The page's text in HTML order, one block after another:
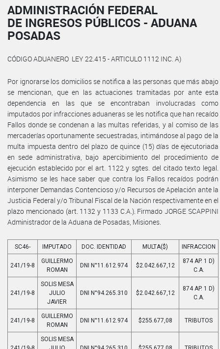
ADMINISTRACIÓN FEDERAL
DE INGRESOS PÚBLICOS - ADUANA
POSADAS
CÓDIGO ADUANERO ­ LEY 22.415 - ARTICULO 1112 INC. A)
Por ignorarse los domicilios se notifica a las personas que más abajo
se mencionan, que en las actuaciones tramitadas por ante esta
dependencia en las que se encontraban involucradas como
imputados por infracciones aduaneras se les notifica que han recaído
Fallos donde se condenan a las multas referidas, y al comiso de las
mercaderías oportunamente secuestradas, intimándose al pago de la
multa impuesta dentro del plazo de quince (15) días de ejecutoriada
en sede administrativa, bajo apercibimiento del procedimiento de
ejecución establecido por el art. 1122 y sgtes. del citado texto legal.
Asimismo se les hace saber que contra los Fallos recaídos podrán
interponer Demandas Contencioso y/o Recursos de Apelación ante la
Justicia Federal y/o Tribunal Fiscal de la Nación respectivamente en el
plazo mencionado (art. 1132 y 1133 C.A.). Firmado JORGE SCAPPINI
Administrador de la Aduana de Posadas, Misiones.
SC46- IMPUTADO DOC. IDENTIDAD MULTA($) INFRACCION
241/19-8
GUILLERMO
ROMAN
DNI N°11.612.974 $2.042.667,12
874 AP. 1 D)
C.A.
241/19-8
SOLIS MESA
JULIO
JAVIER
DNI N°94.265.310 $2.042.667,12
874 AP. 1 D)
C.A.
241/19-8
GUILLERMO
ROMAN
DNI N°11.612.974 $255.677,08 TRIBUTOS
SOLIS MESA